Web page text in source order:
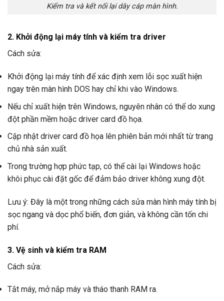
Kiểm tra và kết nối lại dây cáp màn hình.
2. Khởi động lại máy tính và kiểm tra driver
Cách sửa:
Khởi động lại máy tính để xác định xem lỗi sọc xuất hiện
ngay trên màn hình DOS hay chỉ khi vào Windows.
Nếu chỉ xuất hiện trên Windows, nguyên nhân có thể do xung
đột phần mềm hoặc driver card đồ họa.
Cập nhật driver card đồ họa lên phiên bản mới nhất từ trang
chủ nhà sản xuất.
Trong trường hợp phức tạp, có thể cài lại Windows hoặc
khôi phục cài đặt gốc để đảm bảo driver không xung đột.
Lưu ý: Đây là một trong những cách sửa màn hình máy tính bị
sọc ngang và dọc phổ biến, đơn giản, và không cần tốn chi
phí.
3. Vệ sinh và kiểm tra RAM
Cách sửa:
Tắt máy, mở nắp máy và tháo thanh RAM ra.